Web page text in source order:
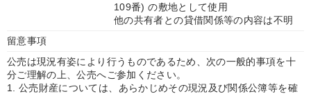
109番) の敷地として使用
他の共有者との貸借関係等の内容は不明
留意事項
公売は現況有姿により行うものであるため、次の一般的事項を十
分ご理解の上、公売へご参加ください。
1. 公売財産については、あらかじめその現況及び関係公簿等を確